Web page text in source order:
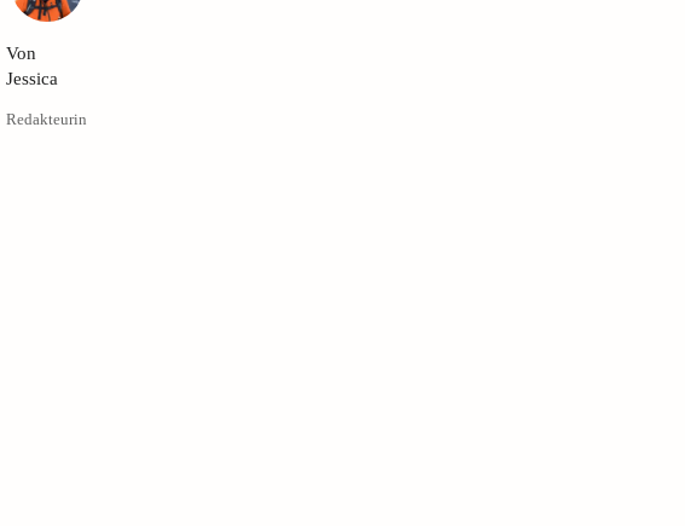
Von
Jessica
Redakteurin